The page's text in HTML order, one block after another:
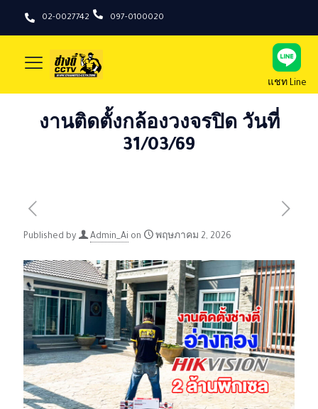
02-0027742 097-0100020
แชท Line
งานติดตั้งกล้องวงจรปิด วันที่
31/03/69
Published by Admin_Ai on พฤษภาคม 2, 2026